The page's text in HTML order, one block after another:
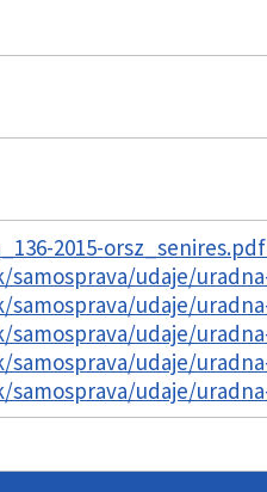
2015-
udaje/
udaje/
udaje/
udaje/
udaje/